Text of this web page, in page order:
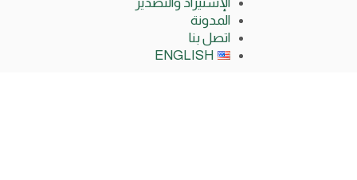
المدونة
اتصل بنا
ENGLISH